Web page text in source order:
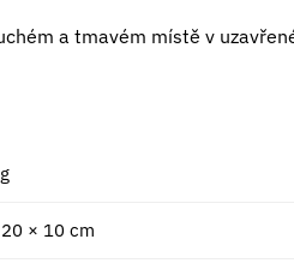
a tmavém místě v
× 10 cm